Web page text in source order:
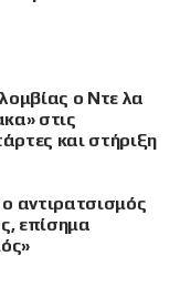
ο Ντε λα
στις
και στήριξη
αντιρατσισμός
επίσημα